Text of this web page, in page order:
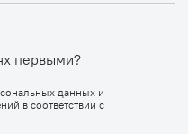
первыми?
данных и
в соответствии с